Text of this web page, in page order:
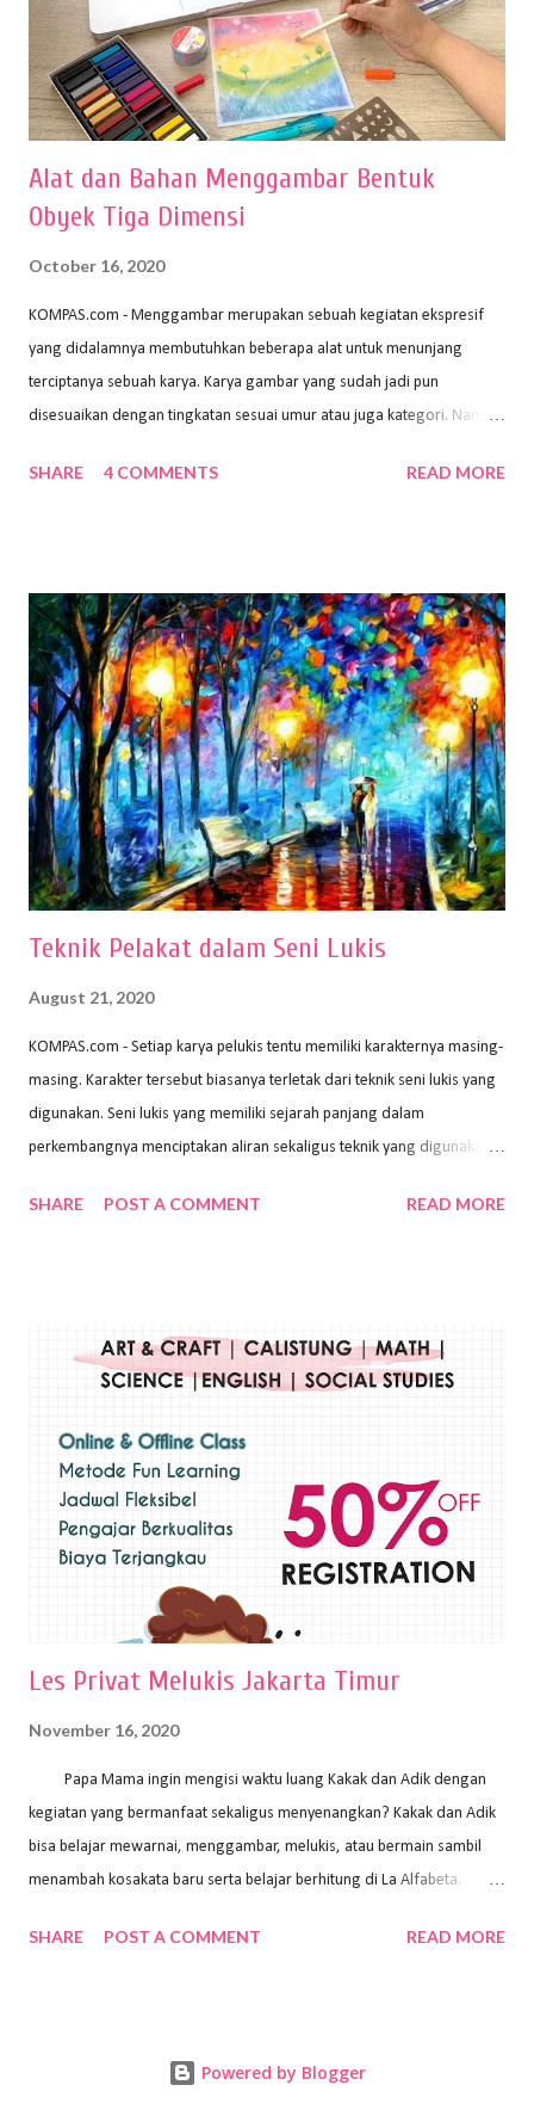
Alat dan Bahan Menggambar Bentuk
Obyek Tiga Dimensi
October 16, 2020
KOMPAS.com - Menggambar merupakan sebuah kegiatan ekspresif
yang didalamnya membutuhkan beberapa alat untuk menunjang
terciptanya sebuah karya. Karya gambar yang sudah jadi pun
disesuaikan dengan tingkatan sesuai umur atau juga kategori. Namun,
sehingga hasilnya bisa dilihat. Peran alat dan bahan sangat
memiliki spesifikasi berbeda sesuai jenisnya. Berikut peralatan
menggambar bentuk: 1. Kertas Gambar Kegiatan menggambar
membutuhkan kertas yang baik agar proses pembuatan gambar lebih
nyaman dan maksimal. Bahan kertas yang baik salah satu syaratnya
adalah tidak mudah sobek, mengingat menggambar merupakan
proses menggores dan menghapus. Kertas adalah bahan yang paling
ideal digunakan untuk menggambar. Dalam menggambar
menggunakan pen...
SHARE 4 COMMENTS READ MORE
Teknik Pelakat dalam Seni Lukis
August 21, 2020
KOMPAS.com - Setiap karya pelukis tentu memiliki karakternya masing-
masing. Karakter tersebut biasanya terletak dari teknik seni lukis yang
digunakan. Seni lukis yang memiliki sejarah panjang dalam
perkembangnya menciptakan aliran sekaligus teknik yang digunakan.
Wayan Kun Adnyana, teknik yang berbeda tentunya akan
menggunakan bahan dasar cat air, cat akrilik, atau cat minyak dengan
sapuan warna cat yang tebal. Dengan memberikan sapuan warna
pelukis untuk menghasilkan lukisan yang mempesona dan tentunya
bernilai tinggi. Ciri teknik plakat Ciri-ciri teknik plakat, yaitu: Sapuan
warna yang kental dan tebal. Hasil lukisan menutupi seluruh bagian
medianya Mem...
SHARE POST A COMMENT READ MORE
Les Privat Melukis Jakarta Timur
November 16, 2020
Papa Mama ingin mengisi waktu luang Kakak dan Adik dengan
kegiatan yang bermanfaat sekaligus menyenangkan? Kakak dan Adik
bisa belajar mewarnai, menggambar, melukis, atau bermain sambil
menambah kosakata baru serta belajar berhitung di La Alfabeta.
kok untuk mengajar dengan metode yang fun, La Alfabeta
Alfabeta. ⁣⁣⁣⁣Ada pilihan online class maupun offline class lho! Cek
SHARE POST A COMMENT READ MORE
Powered by Blogger